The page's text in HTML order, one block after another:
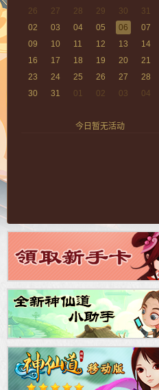
26
27 28 29 30 31
02
03 04 05 06 07
09
10 11 12 13 14
16
17 18 19 20 21
23
24 25 26 27 28
30
31 01 02 03 04
今日暂无活动